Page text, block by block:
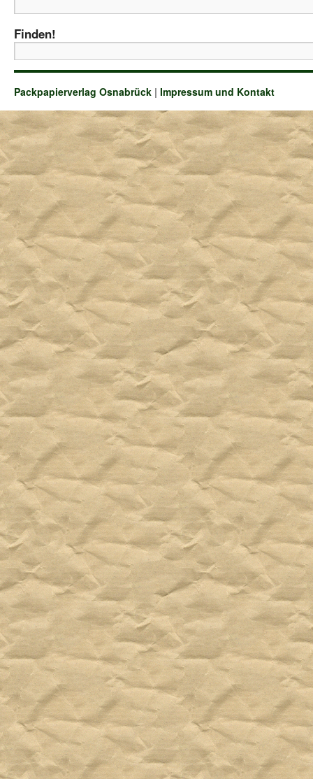
Finden!
Packpapierverlag Osnabrück | Impressum und Kontakt